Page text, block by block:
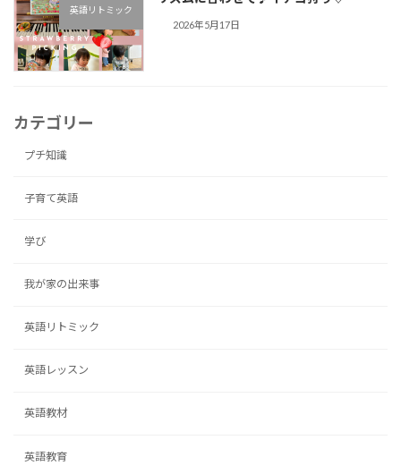
英語リトミック
2026年5月17日
カテゴリー
プチ知識
子育て英語
学び
我が家の出来事
英語リトミック
英語レッスン
英語教材
英語教育